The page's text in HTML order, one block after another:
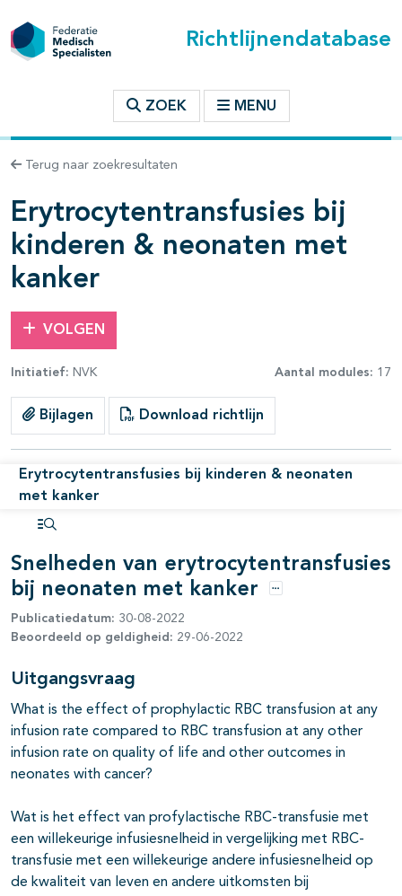
Richtlijnendatabase
ZOEK MENU
Terug naar zoekresultaten
Erytrocytentransfusies bij
kinderen & neonaten met
kanker
VOLGEN
Initiatief: NVK Aantal modules: 17
Bijlagen Download richtlijn
Erytrocytentransfusies bij kinderen & neonaten
met kanker
openklappen
open- en dichtklappen
open- en dichtklappen
Snelheden van erytrocytentransfusies
bij neonaten met kanker
Opties
Publicatiedatum: 30-08-2022
Beoordeeld op geldigheid: 29-06-2022
Uitgangsvraag
What is the effect of prophylactic RBC transfusion at any
infusion rate compared to RBC transfusion at any other
infusion rate on quality of life and other outcomes in
neonates with cancer?
Wat is het effect van profylactische RBC-transfusie met
een willekeurige infusiesnelheid in vergelijking met RBC-
transfusie met een willekeurige andere infusiesnelheid op
de kwaliteit van leven en andere uitkomsten bij